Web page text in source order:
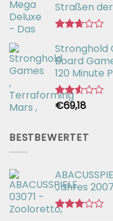
Straßen
mit
2.64
von 5
Stronghold
Board
120 Minute
Bewertet
von 5
€69,18
BESTBEWERTET
Jahres